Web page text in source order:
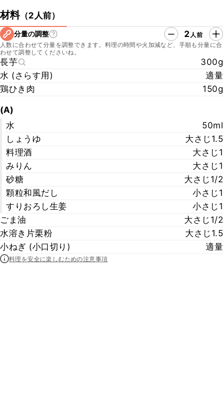
材料（2人前）
分量の調整 2 人前
人数に合わせて分量を調整できます。料理の時間や火加減など、手順も分量に合
わせて調整してくださいね。
長芋
300g
水 (さらす用)
適量
鶏ひき肉
150g
(A)
水
50ml
しょうゆ
大さじ1.5
料理酒
大さじ1
みりん
大さじ1
砂糖
大さじ1/2
顆粒和風だし
小さじ1
すりおろし生姜
小さじ1
ごま油
大さじ1/2
水溶き片栗粉
大さじ1.5
小ねぎ (小口切り)
適量
料理を安全に楽しむための注意事項